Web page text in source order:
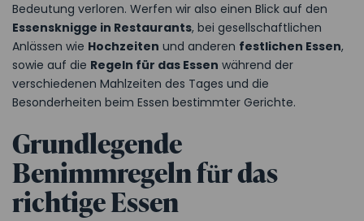
Bedeutung verloren. Werfen wir also einen Blick auf den
Essensknigge in Restaurants, bei gesellschaftlichen
Anlässen wie Hochzeiten und anderen festlichen Essen,
sowie auf die Regeln für das Essen während der
verschiedenen Mahlzeiten des Tages und die
Besonderheiten beim Essen bestimmter Gerichte.
Grundlegende
Benimmregeln für das
richtige Essen